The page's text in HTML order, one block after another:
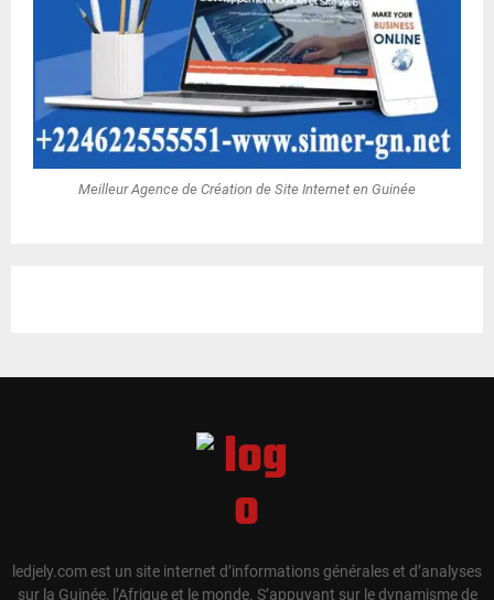
Meilleur Agence de Création de Site Internet en Guinée
ledjely.com est un site internet d’informations générales et d’analyses
sur la Guinée, l’Afrique et le monde. S’appuyant sur le dynamisme de